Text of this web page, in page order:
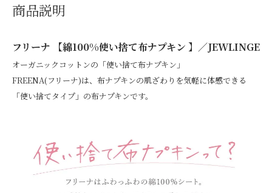
商品説明
フリーナ 【綿100%使い捨て布ナプキン 】／JEWLINGE
オーガニックコットンの「使い捨て布ナプキン」
FREENA(フリーナ)は、布ナプキンの肌ざわりを気軽に体感できる
「使い捨てタイプ」の布ナプキンです。